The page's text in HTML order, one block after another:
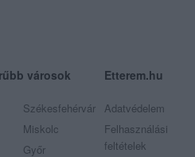
városok
Székesfehérvár
Miskolc
Győr
Etterem.hu
Adatvédelem
Felhasználási
feltételek